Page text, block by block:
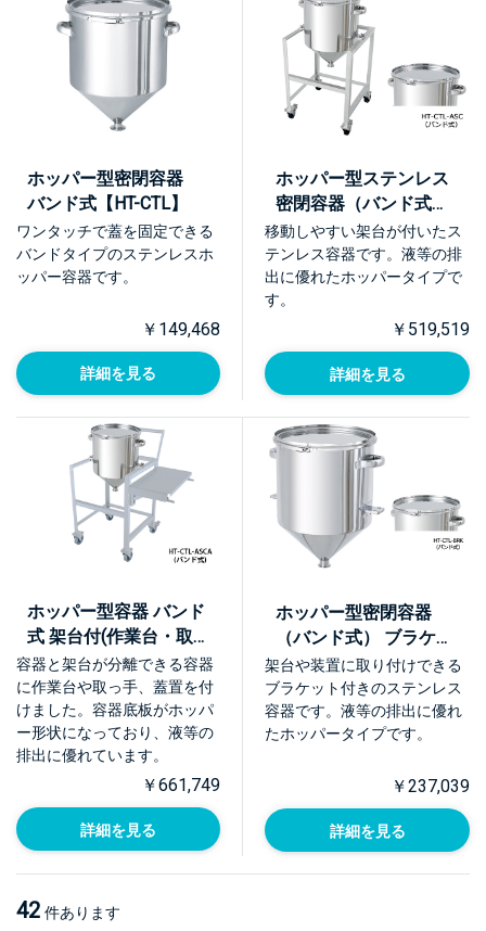
ホッパー型密閉容器
バンド式【HT-CTL】
ワンタッチで蓋を固定できる
バンドタイプのステンレスホ
ッパー容器です。
￥149,468
詳細を見る
ホッパー型ステンレス
密閉容器（バンド式）
架台付【HT-CTL-ASC】
移動しやすい架台が付いたス
テンレス容器です。液等の排
出に優れたホッパータイプで
す。
￥519,519
詳細を見る
ホッパー型容器 バンド
式 架台付(作業台・取
っ手・蓋置付)【HT-
CTL-ASCA】
容器と架台が分離できる容器
に作業台や取っ手、蓋置を付
けました。容器底板がホッパ
ー形状になっており、液等の
排出に優れています。
￥661,749
詳細を見る
ホッパー型密閉容器
（バンド式） ブラケッ
ト付【HT-CTL-BRK】
架台や装置に取り付けできる
ブラケット付きのステンレス
容器です。液等の排出に優れ
たホッパータイプです。
￥237,039
詳細を見る
42 件あります